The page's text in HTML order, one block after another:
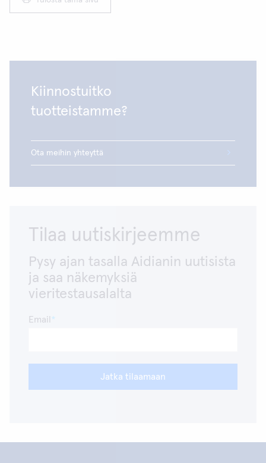
Kiinnostuitko
tuotteistamme?
Ota meihin yhteyttä
Tilaa uutiskirjeemme
Pysy ajan tasalla Aidianin uutisista
ja saa näkemyksiä
vieritestausalalta
Email
Jatka tilaamaan